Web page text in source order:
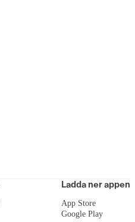
Ladda ner appen
App Store
Google Play